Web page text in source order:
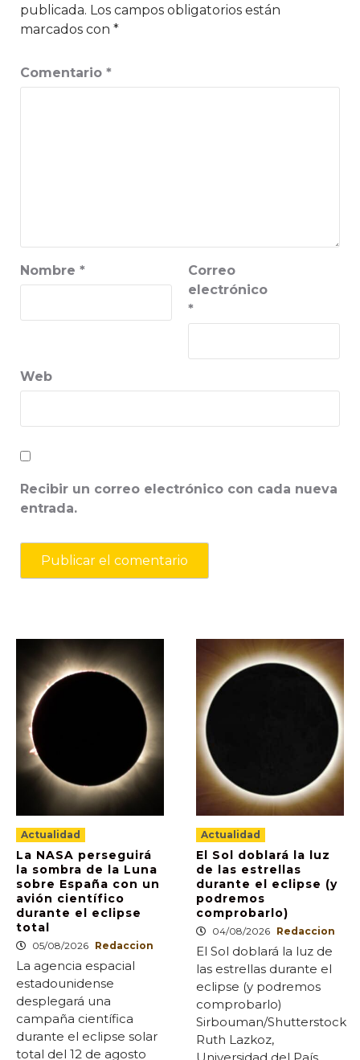
publicada. Los campos obligatorios están
marcados con *
Comentario *
Nombre *
Correo
electrónico
*
Web
Recibir un correo electrónico con cada nueva
entrada.
Actualidad
La NASA perseguirá
la sombra de la Luna
sobre España con un
avión científico
durante el eclipse
total
05/08/2026 Redaccion
La agencia espacial
estadounidense
desplegará una
campaña científica
durante el eclipse solar
total del 12 de agosto
Actualidad
El Sol doblará la luz
de las estrellas
durante el eclipse (y
podremos
comprobarlo)
04/08/2026 Redaccion
El Sol doblará la luz de
las estrellas durante el
eclipse (y podremos
comprobarlo)
Sirbouman/Shutterstock
Ruth Lazkoz,